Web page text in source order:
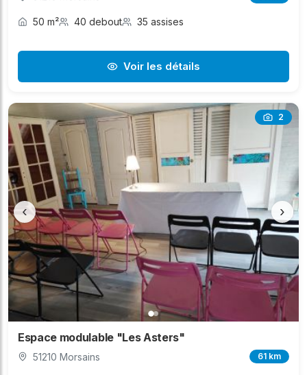
50 m² 40 debout 35 assises
Voir les détails
2
‹ ›
Espace modulable "Les Asters"
51210 Morsains 61 km